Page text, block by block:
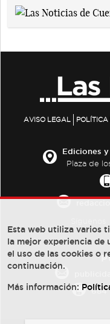
AVISO LEGAL
Ediciones y
Plaza de
684
Esta web utiliza varios
la mejor experiencia de
el uso de las cookies o
continuación.
Más información: